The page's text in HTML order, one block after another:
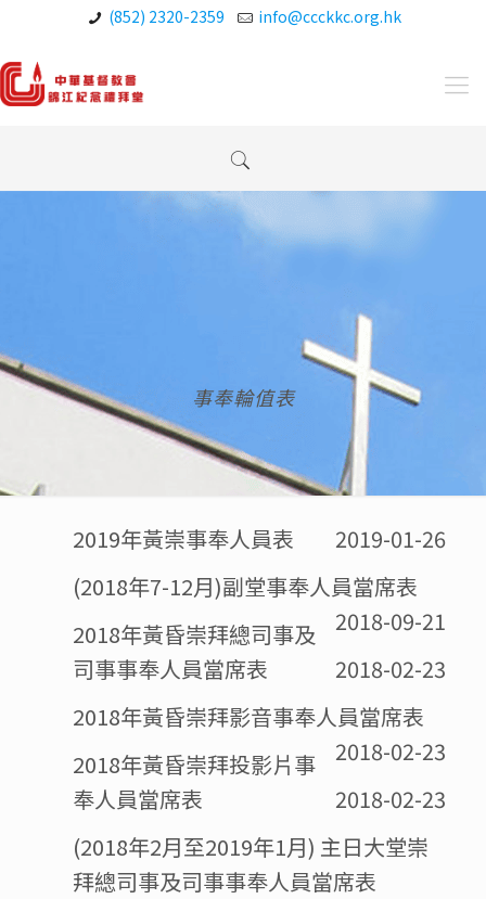
(852) 2320-2359 info@ccckkc.org.hk
事奉輪值表
2019年黃崇事奉人員表
2019-01-26
(2018年7-12月)副堂事奉人員當席表
2018-09-21
2018年黃昏崇拜總司事及
司事事奉人員當席表
2018-02-23
2018年黃昏崇拜影音事奉人員當席表
2018-02-23
2018年黃昏崇拜投影片事
奉人員當席表
2018-02-23
(2018年2月至2019年1月) 主日大堂崇
拜總司事及司事事奉人員當席表